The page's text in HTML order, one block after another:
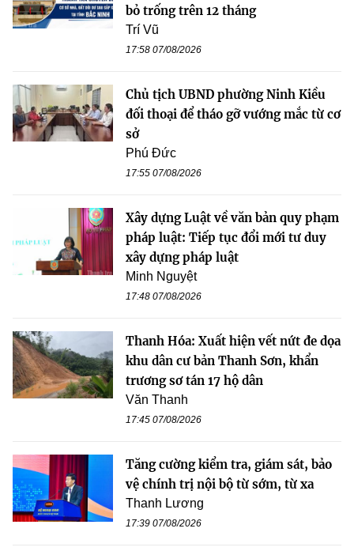
bỏ trống trên 12 tháng
Trí Vũ
17:58 07/08/2026
Chủ tịch UBND phường Ninh Kiều
đối thoại để tháo gỡ vướng mắc từ cơ
sở
Phú Đức
17:55 07/08/2026
Xây dựng Luật về văn bản quy phạm
pháp luật: Tiếp tục đổi mới tư duy
xây dựng pháp luật
Minh Nguyệt
17:48 07/08/2026
Thanh Hóa: Xuất hiện vết nứt đe dọa
khu dân cư bản Thanh Sơn, khẩn
trương sơ tán 17 hộ dân
Văn Thanh
17:45 07/08/2026
Tăng cường kiểm tra, giám sát, bảo
vệ chính trị nội bộ từ sớm, từ xa
Thanh Lương
17:39 07/08/2026